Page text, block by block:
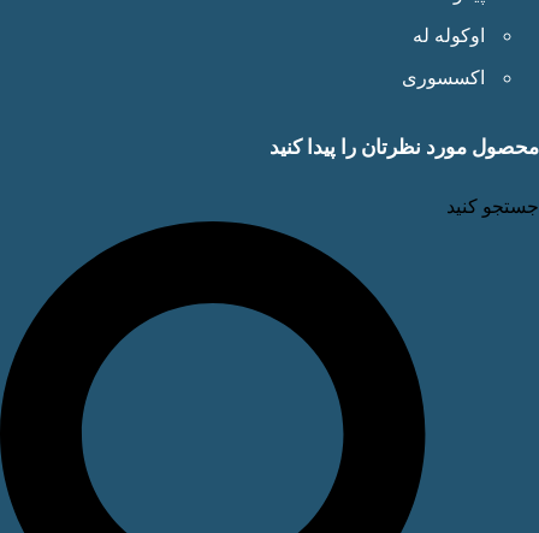
اوکوله له
اکسسوری
مورد نظرتان را پیدا کنید
کنید